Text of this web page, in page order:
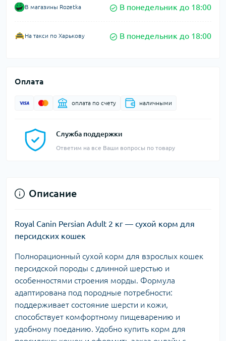
В магазины Rozetka В понедельник до 18:00
На такси по Харькову В понедельник до 18:00
Оплата
оплата по счету наличными
Служба поддержки
Ответим на все Ваши вопросы по товару
Описание
Royal Canin Persian Adult 2 кг — сухой корм для
персидских кошек
Полнорационный сухой корм для взрослых кошек
персидской породы с длинной шерстью и
особенностями строения морды. Формула
адаптирована под породные потребности:
поддерживает состояние шерсти и кожи,
способствует комфортному пищеварению и
удобному поеданию. Удобно купить корм для